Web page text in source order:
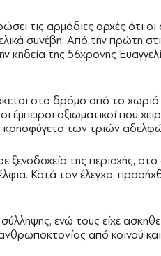
τις αρμόδιες αρχές ότι οι
συνέβη. Από την πρώτη
κηδεία της 56χρονης
στο δρόμο από το
αξιωματικοί που
κρησφύγετο των τριών
ξενοδοχείο της περιοχής,
Κατά τον έλεγχο,
ενώ τους είχε ασκηθεί
από κοινού